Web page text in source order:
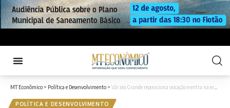
MT Econômico > Política e Desenvolvimento > Várzea Grande reposiciona vocação e entra na era da inovação
POLÍTICA E DESENVOLVIMENTO